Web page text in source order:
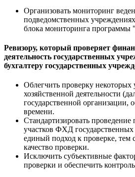
Организовать мониторинг
подведомственных
блока мониторинга
Ревизору, который проверяет
деятельность государственных
бухгалтеру государственных
Облегчить проверку некоторых
хозяйственной деятельности
государственной организации,
времени.
Стандартизировать проведение
участков ФХД
единый подход к проверке, тем
качество проверки.
Исключить субъективные
проверки и обеспечить